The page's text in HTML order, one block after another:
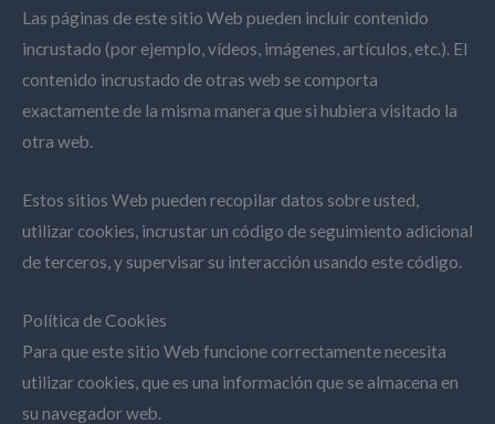
Las páginas de este sitio Web pueden incluir contenido
incrustado (por ejemplo, vídeos, imágenes, artículos, etc.). El
contenido incrustado de otras web se comporta
exactamente de la misma manera que si hubiera visitado la
otra web.
Estos sitios Web pueden recopilar datos sobre usted,
utilizar cookies, incrustar un código de seguimiento adicional
de terceros, y supervisar su interacción usando este código.
Política de Cookies
Para que este sitio Web funcione correctamente necesita
utilizar cookies, que es una información que se almacena en
su navegador web.